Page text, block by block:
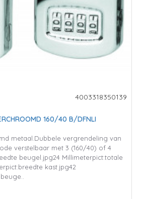
4003318350139
160/40 B/DFNLI
metaal.Dubbele vergrendeling van
verstelbaar met 3 (160/40) of 4
beugel.jpg24 Millimeterpict:totale
kast.jpg42